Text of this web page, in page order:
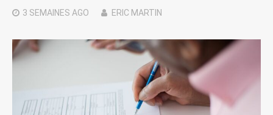
3 SEMAINES AGO ERIC MARTIN